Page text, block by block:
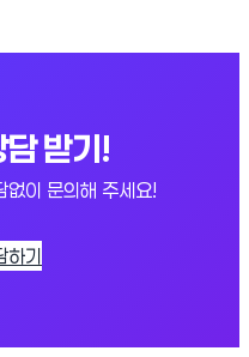
담 받기!
없이 문의해 주세요!
하기